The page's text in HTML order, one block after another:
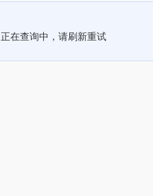
正在查询中，请刷新重试